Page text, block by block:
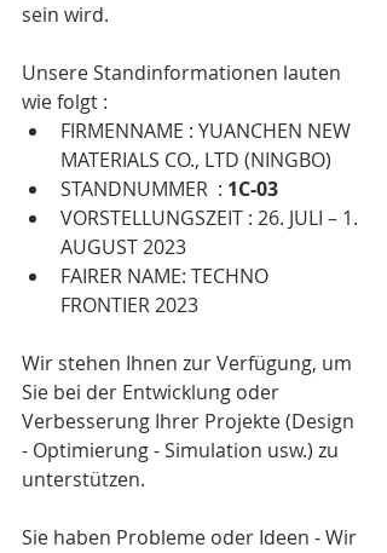
sein wird.
Unsere Standinformationen lauten
wie folgt :
FIRMENNAME : YUANCHEN NEW
MATERIALS CO., LTD (NINGBO)
STANDNUMMER  : 1C-03
VORSTELLUNGSZEIT : 26. JULI – 1.
AUGUST 2023
FAIRER NAME: TECHNO
FRONTIER 2023
Wir stehen Ihnen zur Verfügung, um
Sie bei der Entwicklung oder
Verbesserung Ihrer Projekte (Design
- Optimierung - Simulation usw.) zu
unterstützen.
Sie haben Probleme oder Ideen - Wir